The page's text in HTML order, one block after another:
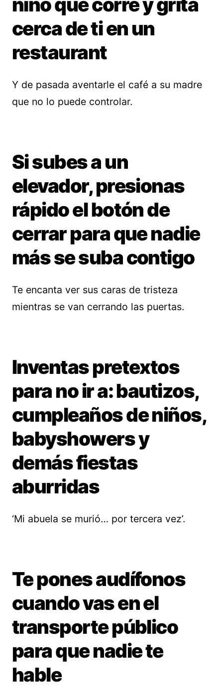
cerca de ti en un
restaurant
Y de pasada aventarle el café a su madre
que no lo puede controlar.
Si subes a un
elevador, presionas
rápido el botón de
cerrar para que nadie
más se suba contigo
Te encanta ver sus caras de tristeza
mientras se van cerrando las puertas.
Inventas pretextos
para no ir a: bautizos,
cumpleaños de niños,
babyshowers y
demás fiestas
aburridas
‘Mi abuela se murió… por tercera vez’.
Te pones audífonos
cuando vas en el
transporte público
para que nadie te
hable